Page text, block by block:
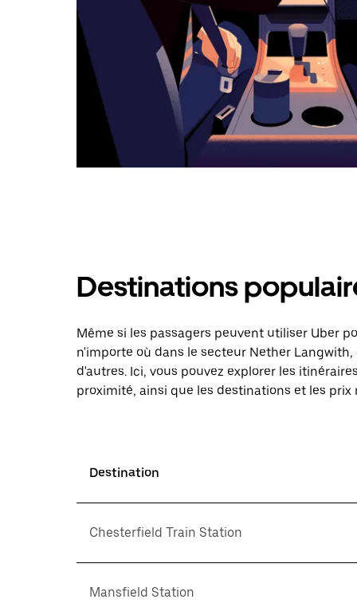
Destinations
Même si les passagers peuvent utiliser Uber
n'importe où dans le secteur Nether
d'autres. Ici, vous pouvez explorer les
proximité, ainsi que les destinations et les prix
Destination
Chesterfield Train Station
Mansfield Station